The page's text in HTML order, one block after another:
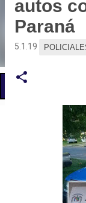
📢 LO ÚLTIMO
autos
Paraná
5.1.19